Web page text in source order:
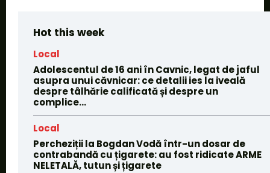
Hot this week
Local
Adolescentul de 16 ani în Cavnic, legat de jaful
asupra unui căvnicar: ce detalii ies la iveală
despre tâlhărie calificată și despre un
complice...
Local
Percheziții la Bogdan Vodă într-un dosar de
contrabandă cu țigarete: au fost ridicate ARME
NELETALĂ, tutun și țigarete